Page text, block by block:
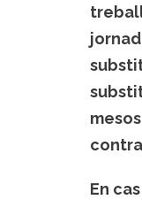
En